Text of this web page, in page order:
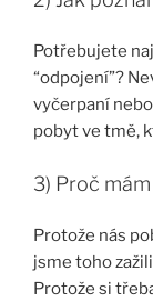
Potřebujete
“odpojení”?
vyčerpaní
pobyt ve tmě,
3) Proč
Protože nás
jsme toho
Protože si